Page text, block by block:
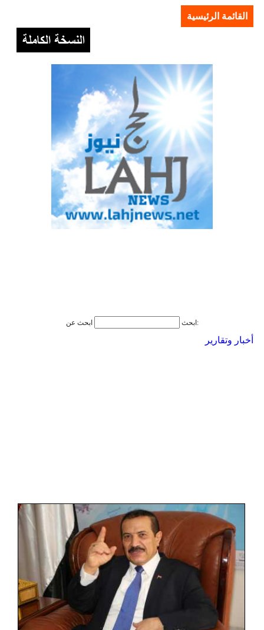
القائمة الرئيسية
ابحث ابحث عن:
أخبار وتقارير